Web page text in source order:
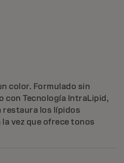
color. Formulado sin
con Tecnología IntraLipid,
restaura los lípidos
vez que ofrece tonos